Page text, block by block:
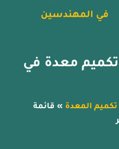
10 أطباء تكميم معدة في
تكميم المعدة » قائمة